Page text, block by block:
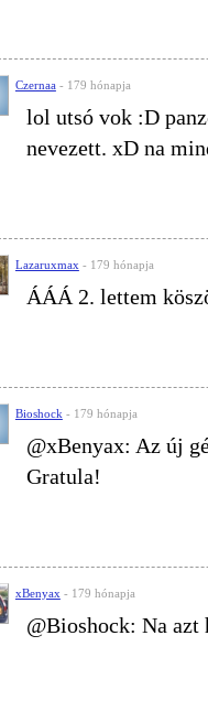
Czernaa - 179 hónapja
lol utsó vok :D
nevezett. xD na
Lazaruxmax - 179 hónapja
ÁÁÁ 2. lettem
Bioshock - 179 hónapja
@xBenyax: Az új
Gratula!
xBenyax - 179 hónapja
@Bioshock: Na azt